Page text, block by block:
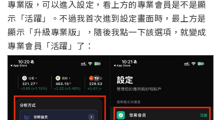
專業版，可以進入設定，看上方的專業會員是不是顯
示「活躍」。不過我首次進到設定畫面時，最上方是
顯示「升級專業版」，隨後我點一下該選項，就變成
專業會員「活躍」了：